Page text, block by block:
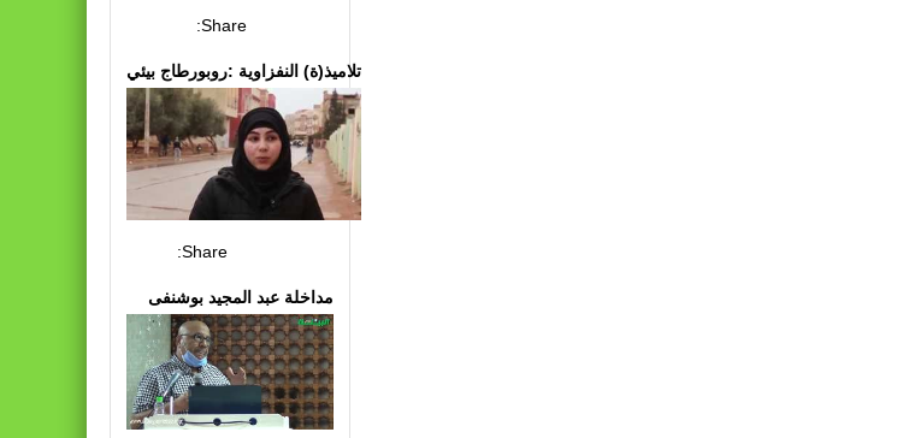
Share:
تلاميذ(ة) النفزاوية :روبورطاج بيئي
Share:
مداخلة عبد المجيد بوشنفى